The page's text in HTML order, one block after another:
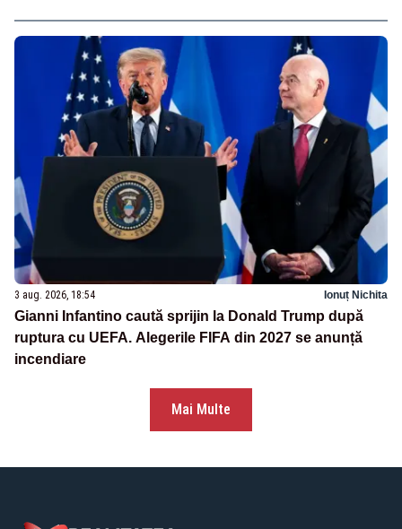
3 aug. 2026, 18:54 Ionuț Nichita
Gianni Infantino caută sprijin la Donald Trump după
ruptura cu UEFA. Alegerile FIFA din 2027 se anunță
incendiare
Mai Multe